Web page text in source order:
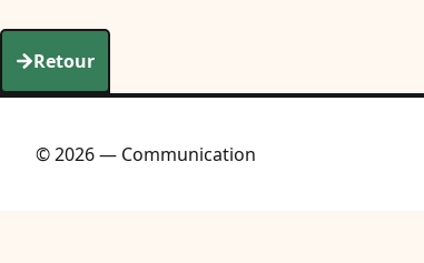
Retour
© 2026 — Communication